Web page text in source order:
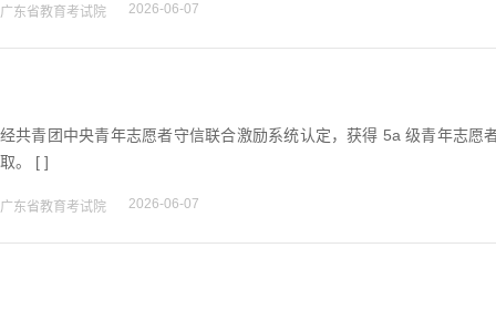
广东省教育考试院 2026-06-07
经共青团中央青年志愿者守信联合激励系统认定，获得 5a 级青年志
取。 [ ]
广东省教育考试院 2026-06-07